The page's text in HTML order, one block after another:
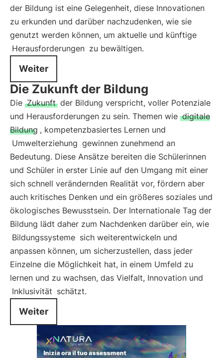
der Bildung ist eine Gelegenheit, diese Innovationen
zu erkunden und darüber nachzudenken, wie sie
genutzt werden können, um aktuelle und künftige
Herausforderungen zu bewältigen.
Weiter
Die Zukunft der Bildung
Die Zukunft der Bildung verspricht, voller Potenziale
und Herausforderungen zu sein. Themen wie digitale
Bildung , kompetenzbasiertes Lernen und
Umwelterziehung gewinnen zunehmend an
Bedeutung. Diese Ansätze bereiten die Schülerinnen
und Schüler in erster Linie auf den Umgang mit einer
sich schnell verändernden Realität vor, fördern aber
auch kritisches Denken und ein größeres soziales und
ökologisches Bewusstsein. Der Internationale Tag der
Bildung lädt daher zum Nachdenken darüber ein, wie
Bildungssysteme sich weiterentwickeln und
anpassen können, um sicherzustellen, dass jeder
Einzelne die Möglichkeit hat, in einem Umfeld zu
lernen und zu wachsen, das Vielfalt, Innovation und
Inklusivität schätzt.
Weiter